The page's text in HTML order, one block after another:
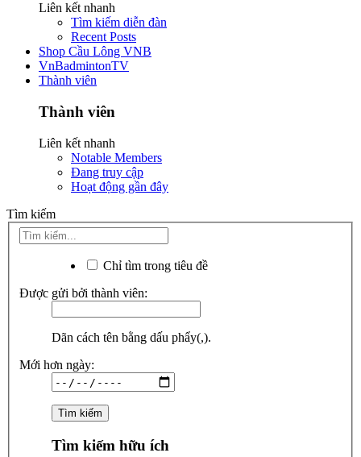
Liên kết nhanh
Tìm kiếm diễn đàn
Recent Posts
Shop Cầu Lông VNB
VnBadmintonTV
Thành viên
Thành viên
Liên kết nhanh
Notable Members
Đang truy cập
Hoạt động gần đây
Tìm kiếm
Chỉ tìm trong tiêu đề
Được gửi bởi thành viên:
Dãn cách tên bằng dấu phẩy(,).
Mới hơn ngày:
Tìm kiếm hữu ích